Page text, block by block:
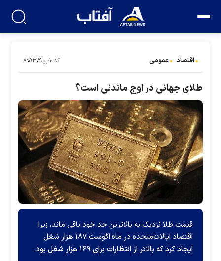
اقتصاد عمومی کد خبر:۸۵۹۳۷۹
طلای جهانی در اوج ماندنی است؟
قیمت طلا نزدیک به بالاترین حد خود باقی ماند، زیرا
اقتصاد ایالات‌متحده در ماه اگوست ۱۸۷ هزار شغل
ایجاد کرد که بالاتر از انتظارات برای ۱۶۹ هزار شغل بود.